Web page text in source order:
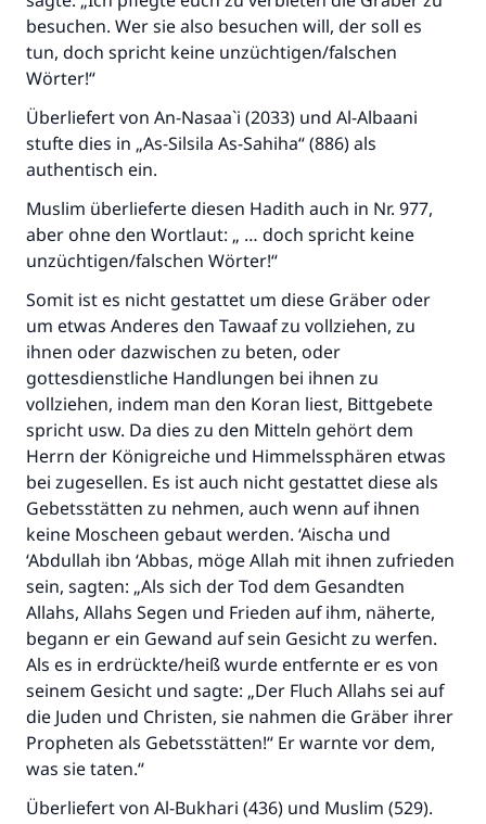
besuchen. Wer sie also besuchen will, der soll es
tun, doch spricht keine unzüchtigen/falschen
Wörter!“
Überliefert von An-Nasaa`i (2033) und Al-Albaani
stufte dies in „As-Silsila As-Sahiha“ (886) als
authentisch ein.
Muslim überlieferte diesen Hadith auch in Nr. 977,
aber ohne den Wortlaut: „ … doch spricht keine
unzüchtigen/falschen Wörter!“
Somit ist es nicht gestattet um diese Gräber oder
um etwas Anderes den Tawaaf zu vollziehen, zu
ihnen oder dazwischen zu beten, oder
gottesdienstliche Handlungen bei ihnen zu
vollziehen, indem man den Koran liest, Bittgebete
spricht usw. Da dies zu den Mitteln gehört dem
Herrn der Königreiche und Himmelssphären etwas
bei zugesellen. Es ist auch nicht gestattet diese als
Gebetsstätten zu nehmen, auch wenn auf ihnen
keine Moscheen gebaut werden. ‘Aischa und
‘Abdullah ibn ‘Abbas, möge Allah mit ihnen zufrieden
sein, sagten: „Als sich der Tod dem Gesandten
Allahs, Allahs Segen und Frieden auf ihm, näherte,
begann er ein Gewand auf sein Gesicht zu werfen.
Als es in erdrückte/heiß wurde entfernte er es von
seinem Gesicht und sagte: „Der Fluch Allahs sei auf
die Juden und Christen, sie nahmen die Gräber ihrer
Propheten als Gebetsstätten!“ Er warnte vor dem,
was sie taten.“
Überliefert von Al-Bukhari (436) und Muslim (529).